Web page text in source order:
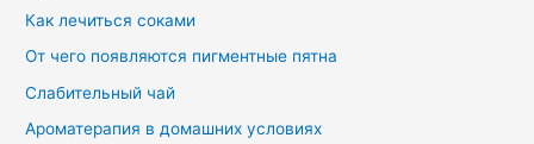
Как лечиться соками
От чего появляются пигментные пятна
Слабительный чай
Ароматерапия в домашних условиях